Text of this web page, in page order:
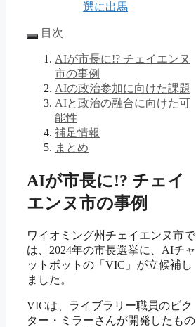
選に出馬
目次
AIが市長に!? チェイエンヌ
市の事例
AIの政治参加に向けた課題
AIと政治の融合に向けた可
能性
補足情報
まとめ
AIが市長に!? チェイ
エンヌ市の事例
ワイオミング州チェイエンヌ市で
は、2024年の市長選挙に、AIチャ
ットボットの「VIC」が立候補し
ました。
VICは、ライブラリー職員のビク
ター・ミラーさんが開発したもの